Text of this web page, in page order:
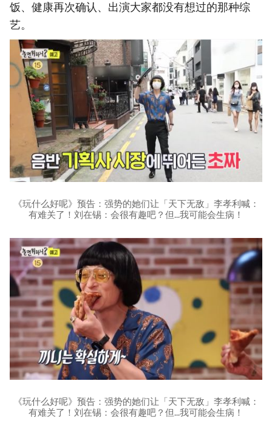
饭、健康再次确认、出演大家都没有想过的那种综
艺。
《玩什么好呢》预告：强势的她们让「天下无敌」李孝利喊：
有难关了！刘在锡：会很有趣吧？但...我可能会生病！
《玩什么好呢》预告：强势的她们让「天下无敌」李孝利喊：
有难关了！刘在锡：会很有趣吧？但...我可能会生病！